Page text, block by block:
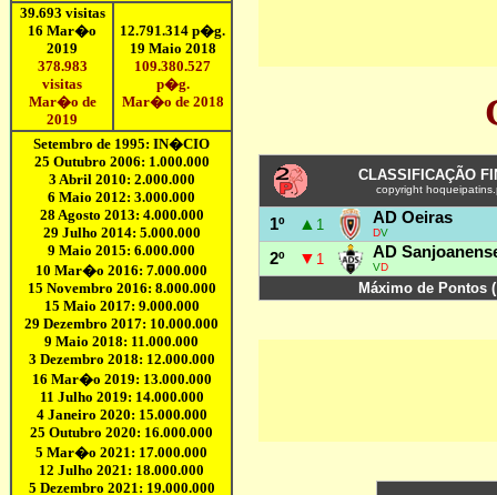
CLASSIFICAÇÃO
copyright
1º ▲ 1 AD Oeiras
DV
2º ▼ 1 AD
VD
Máximo de Pontos